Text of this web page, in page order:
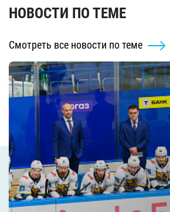
НОВОСТИ ПО ТЕМЕ
Смотреть все новости по теме